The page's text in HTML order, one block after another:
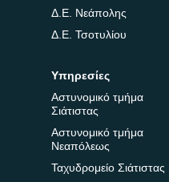
Δ.Ε. Νεάπολης
Δ.Ε. Τσοτυλίου
Υπηρεσίες
Αστυνομικό τμήμα
Σιάτιστας
Αστυνομικό τμήμα
Νεαπόλεως
Ταχυδρομείο Σιάτιστας